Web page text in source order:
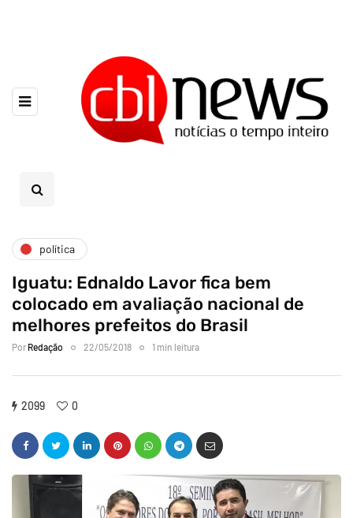
política
Iguatu: Ednaldo Lavor fica bem
colocado em avaliação nacional de
melhores prefeitos do Brasil
Por Redação 22/05/2018 1 min leitura
2099 0